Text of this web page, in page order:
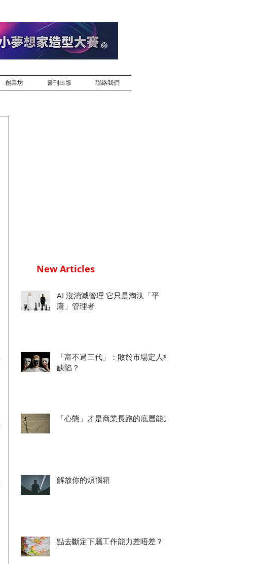
創業坊 書刊出版 聯絡我們
New Articles
AI 沒消滅管理 它只是淘汰「平
庸」管理者
「富不過三代」：敗於市場定人格
缺陷？
「心態」才是商業長跑的底層能力
解放你的煩惱箱
點去斷定下屬工作能力差唔差？